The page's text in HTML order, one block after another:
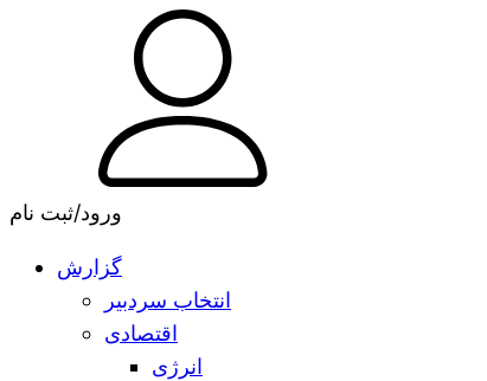
ورود/ثبت نام
گزارش
انتخاب سردبیر
اقتصادی
انرژی